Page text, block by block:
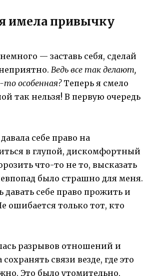
имела привычку
— заставь себя, сделай
Ведь все так делают,
особенная?Теперь я смело
так нельзя! В первую очередь
себе право на
в глупой, дискомфортный
что-то не то, высказать
было страшно для меня.
давать себе право прожить и
ошибается только тот, кто
разрывов отношений и
связи везде, где это
Это было утомительно,